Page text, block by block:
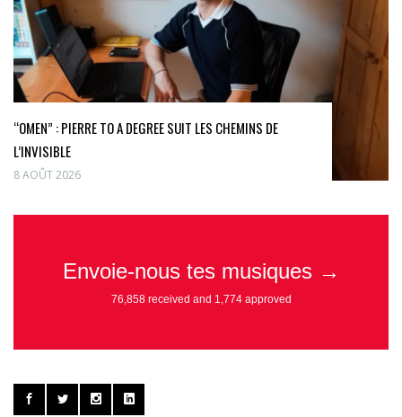
“OMEN” : PIERRE TO A DEGREE SUIT LES CHEMINS DE
L’INVISIBLE
8 AOÛT 2026